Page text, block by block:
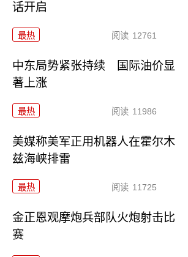
话开启
最热 阅读 12761
中东局势紧张持续 国际油价显
著上涨
最热 阅读 11986
美媒称美军正用机器人在霍尔木
兹海峡排雷
最热 阅读 11725
金正恩观摩炮兵部队火炮射击比
赛